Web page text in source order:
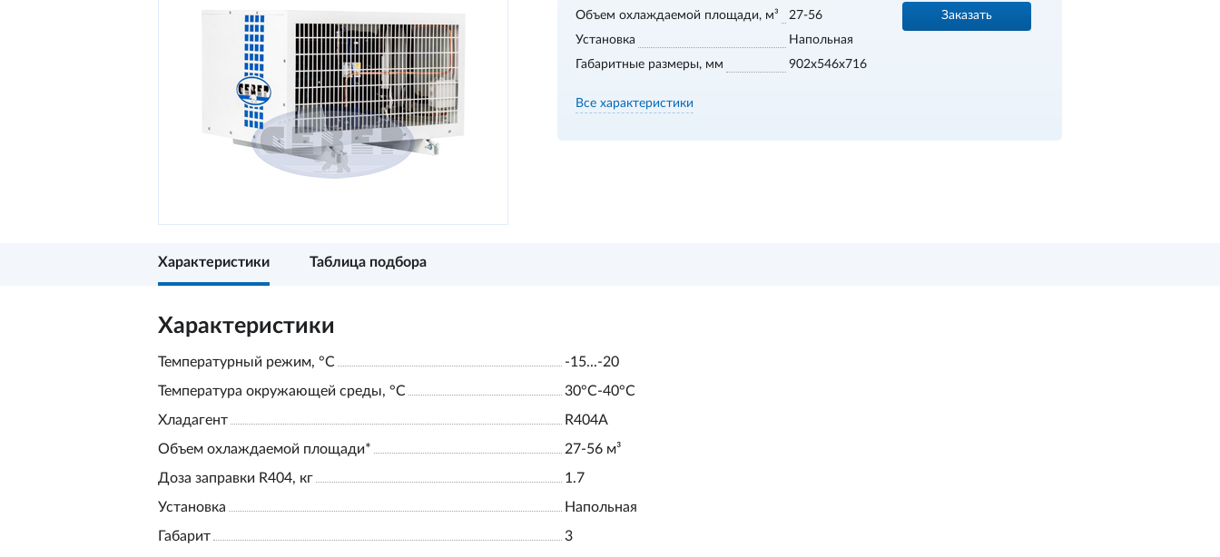
Объем охлаждаемой площади, м³
27-56
Установка
Напольная
Габаритные размеры, мм
902x546x716
Заказать
Все характеристики
Характеристики Таблица подбора
Характеристики
Температурный режим, °С
-15...-20
Температура окружающей среды, °С
30°С-40°С
Хладагент
R404A
Объем охлаждаемой площади*
27-56 м³
Доза заправки R404, кг
1.7
Установка
Напольная
Габарит
3